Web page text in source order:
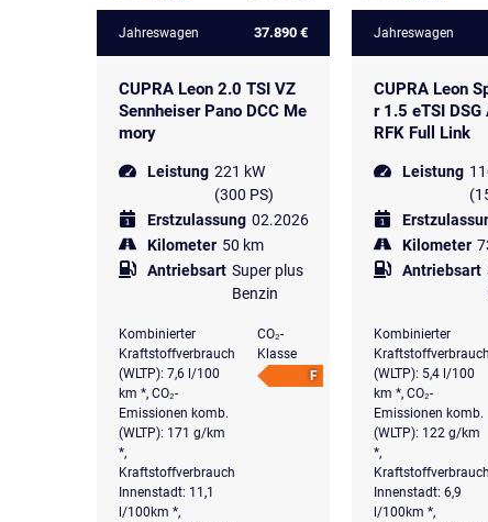
Jahreswagen 37.890 €
CUPRA Leon 2.0 TSI VZ
Sennheiser Pano DCC Me
mory
Leistung 221 kW
(300 PS)
Erstzulassung 02.2026
Kilometer 50 km
Antriebsart Super plus
Benzin
Kombinierter
Kraftstoffverbrauch
(WLTP): 7,6 l/100
km *, CO₂-
Emissionen komb.
(WLTP): 171 g/km
*,
Kraftstoffverbrauch
Innenstadt: 11,1
l/100km *,
CO₂-
Klasse
F
Jahreswagen
CUPRA Leon
r 1.5 eTSI DSG
RFK Full Link
Leistung
Kilometer
Antriebsart
Kombinierter
Kraftstoffverbrauch
(WLTP): 5,4 l/100
km *, CO₂-
Emissionen komb.
(WLTP): 122 g/km
*,
Kraftstoffverbrauch
Innenstadt: 6,9
l/100km *,